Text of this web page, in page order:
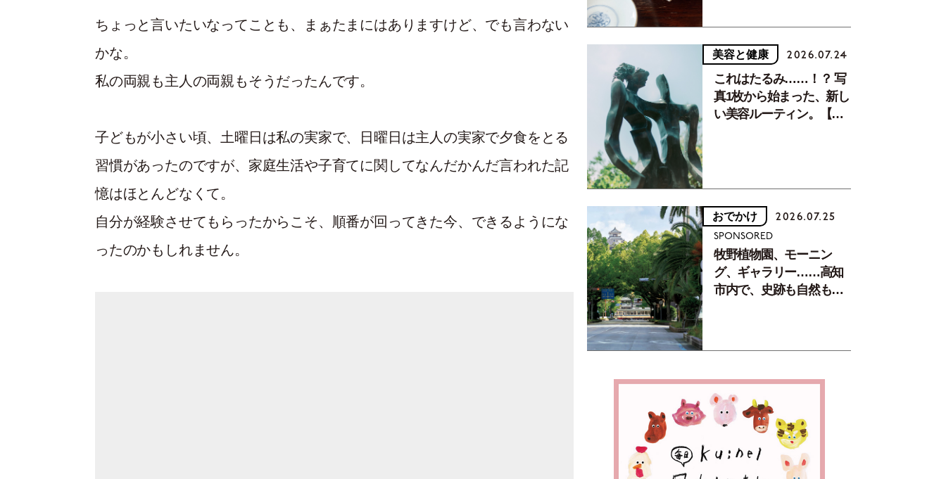
ちょっと言いたいなってことも、まぁたまにはありますけど、でも言わない
かな。
私の両親も主人の両親もそうだったんです。
子どもが小さい頃、土曜日は私の実家で、日曜日は主人の実家で夕食をとる
習慣があったのですが、家庭生活や子育てに関してなんだかんだ言われた記
憶はほとんどなくて。
自分が経験させてもらったからこそ、順番が回ってきた今、できるようにな
ったのかもしれません。
美容と健康 2026.07.24
これはたるみ……！？ 写
真1枚から始まった、新し
い美容ルーティン。【中
おでかけ 2026.07.25
SPONSORED
牧野植物園、モーニン
グ、ギャラリー……高知
市内で、史跡も自然もグ